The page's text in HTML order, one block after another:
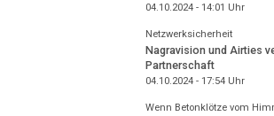
04.10.2024 - 14:01 Uhr
Netzwerksicherheit
Nagravision und Airties
Partnerschaft
04.10.2024 - 17:54Uhr
Wenn Betonklötze vom